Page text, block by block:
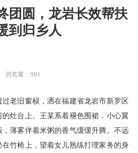
团圆，龙岩长效帮扶
到归乡人
浏览量：981
旧窗棂，洒在福建省龙岩市新罗区
灶台上。王某系着褪色围裙，小心翼
薄雾伴着米粥的香气缓缓升腾。不远
竹椅上，望着女儿熟练打理家务的身